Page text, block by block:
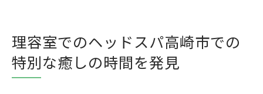
理容室でのヘッドスパ高崎市での
特別な癒しの時間を発見